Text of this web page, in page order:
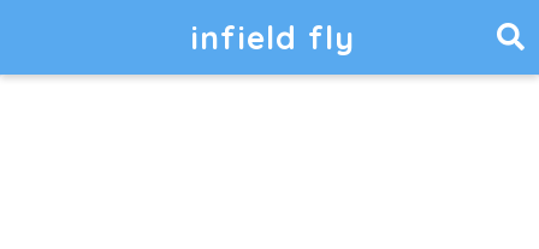
infield fly